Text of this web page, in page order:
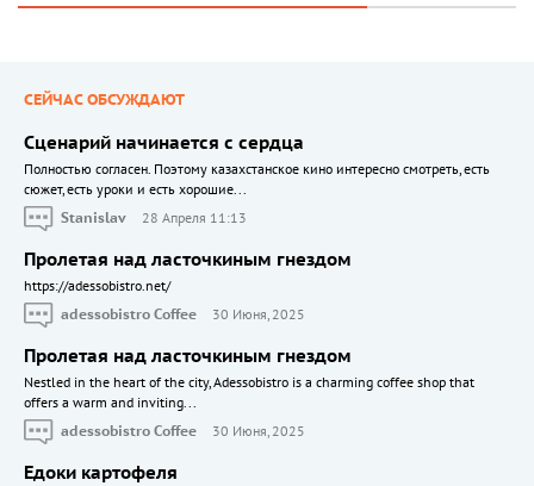
СЕЙЧАС ОБСУЖДАЮТ
Сценарий начинается с сердца
Полностью согласен. Поэтому казахстанское кино интересно смотреть, есть
сюжет, есть уроки и есть хорошие...
Stanislav
28 Апреля 11:13
Пролетая над ласточкиным гнездом
https://adessobistro.net/
adessobistro Coffee
30 Июня, 2025
Пролетая над ласточкиным гнездом
Nestled in the heart of the city, Adessobistro is a charming coffee shop that
offers a warm and inviting...
adessobistro Coffee
30 Июня, 2025
Едоки картофеля